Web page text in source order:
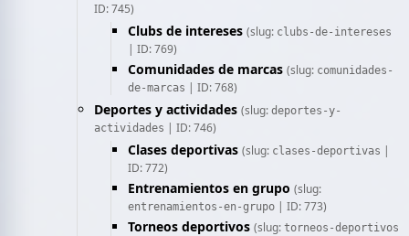
ID: 745)
Clubs de intereses (slug: clubs-de-intereses
| ID: 769)
Comunidades de marcas (slug: comunidades-
de-marcas | ID: 768)
Deportes y actividades (slug: deportes-y-
actividades | ID: 746)
Clases deportivas (slug: clases-deportivas |
ID: 772)
Entrenamientos en grupo (slug:
entrenamientos-en-grupo | ID: 773)
Torneos deportivos (slug: torneos-deportivos